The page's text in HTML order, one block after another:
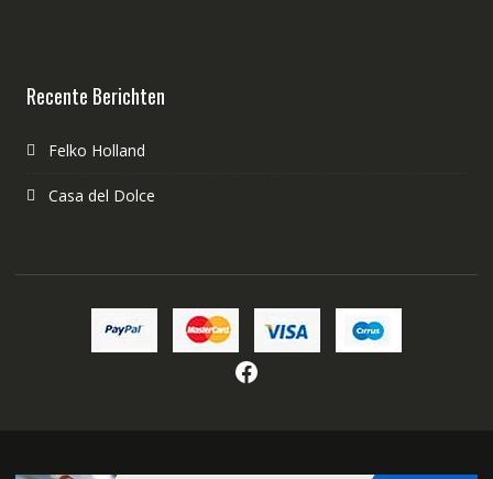
Recente Berichten
Felko Holland
Casa del Dolce
Facebook